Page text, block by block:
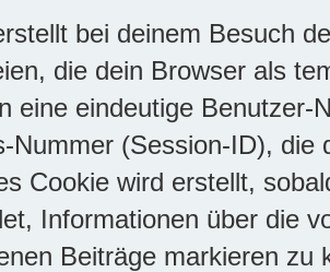
bei deinem Besuch
die dein Browser als
eine eindeutige
Nummer (Session-ID), die
Cookie wird erstellt,
Informationen über die
Beiträge markieren zu